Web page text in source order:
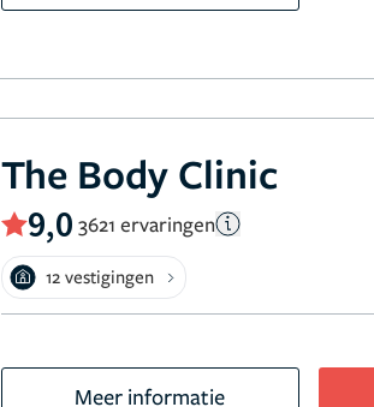
The Body Clinic
9,0 3621 ervaringen
12 vestigingen
Meer informatie